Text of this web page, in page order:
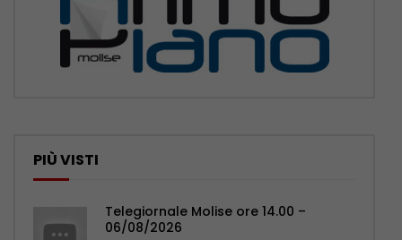
PIÙ VISTI
Telegiornale Molise ore 14.00 –
06/08/2026